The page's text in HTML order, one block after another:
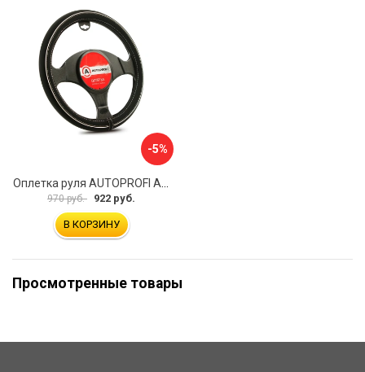
-5%
970 руб. 922 руб.
В КОРЗИНУ
Просмотренные товары